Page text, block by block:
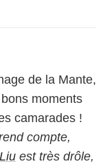
de la Mante,
moments
camarades !
compte,
est très drôle,